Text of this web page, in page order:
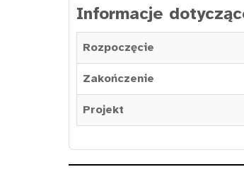
Informacje
Rozpoczęcie
Zakończenie
Projekt